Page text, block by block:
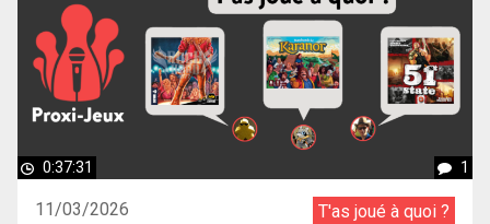
0:37:31 1
11/03/2026 T'as joué à quoi ?